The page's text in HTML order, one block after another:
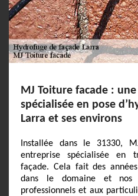
MJ Toiture facade :
spécialisée en pose
Larra et ses environs
Installée dans le 31330,
entreprise spécialisée en
façade. Cela fait des
dans le domaine et nos
professionnels et aux